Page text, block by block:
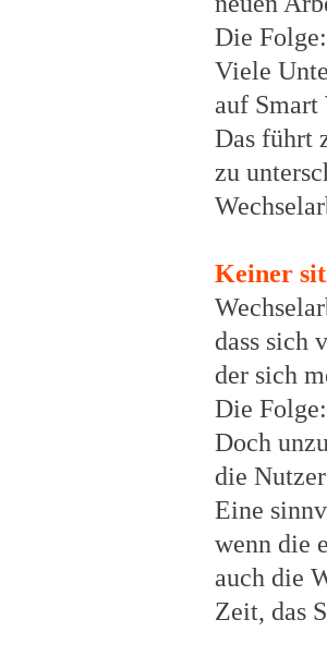
Die
Viele
auf
Das führt
zu
Keiner
dass sich
der sich
Die
Doch
die
Eine
wenn die
auch die
Zeit, das